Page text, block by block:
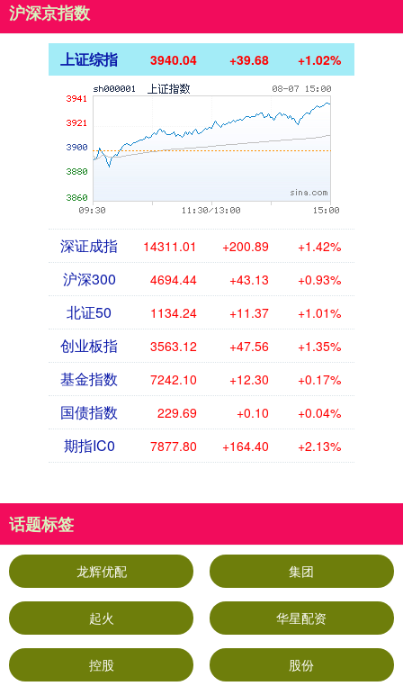
沪深京指数
上证综指 3940.04 +39.68 +1.02%
深证成指 14311.01 +200.89 +1.42%
沪深300 4694.44 +43.13 +0.93%
北证50 1134.24 +11.37 +1.01%
创业板指 3563.12 +47.56 +1.35%
基金指数 7242.10 +12.30 +0.17%
国债指数 229.69 +0.10 +0.04%
期指IC0 7877.80 +164.40 +2.13%
话题标签
龙辉优配 集团
起火 华星配资
控股 股份